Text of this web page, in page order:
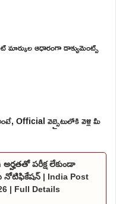
మార్కుల ఆధారంగా డాక్యుమెంట్స్
Official వెబ్సైటులోకి వెళ్లి మీ
పరీక్ష లేకుండా
నోటిఫికేషన్ | India Post
| Full Details